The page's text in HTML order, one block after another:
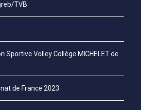
TVB
Sportive Volley Collège MICHELET de
de France 2023